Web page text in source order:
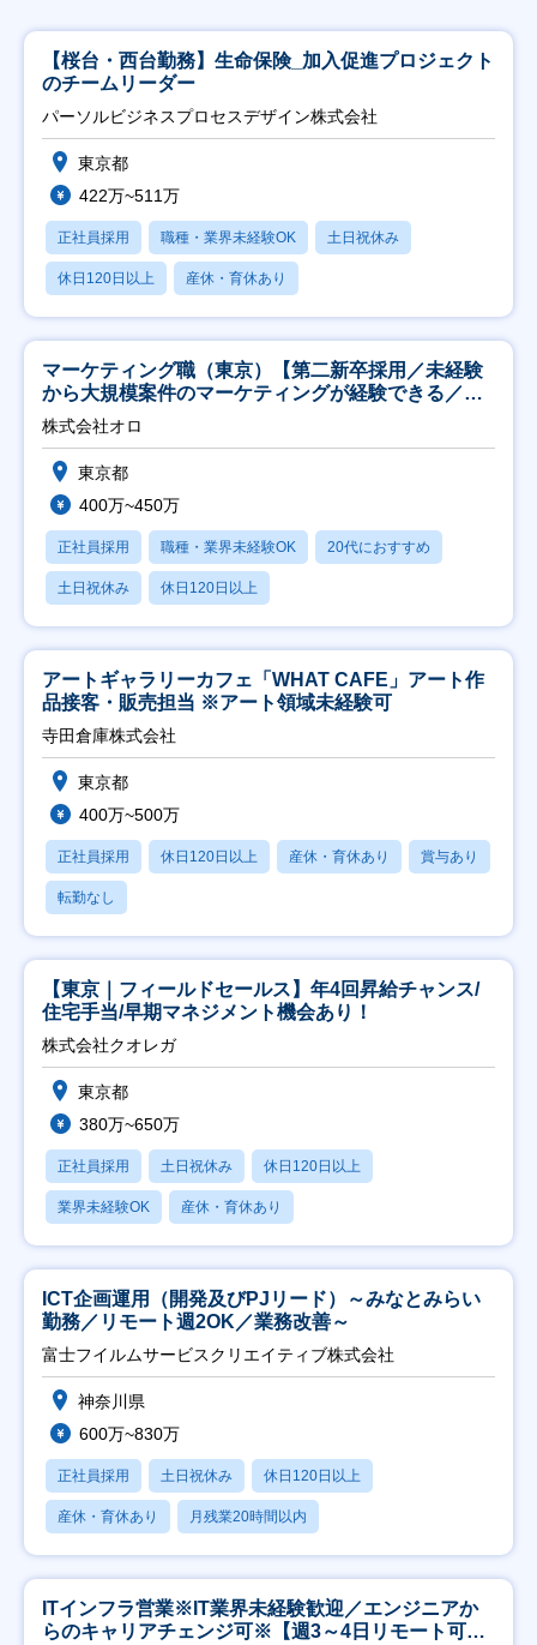
【桜台・西台勤務】生命保険_加入促進プロジェクト
のチームリーダー
パーソルビジネスプロセスデザイン株式会社
東京都
422万~511万
正社員採用 職種・業界未経験OK 土日祝休み
休日120日以上 産休・育休あり
マーケティング職（東京）【第二新卒採用／未経験
から大規模案件のマーケティングが経験できる／研
修充実】
株式会社オロ
東京都
400万~450万
正社員採用 職種・業界未経験OK 20代におすすめ
土日祝休み 休日120日以上
アートギャラリーカフェ「WHAT CAFE」アート作
品接客・販売担当 ※アート領域未経験可
寺田倉庫株式会社
東京都
400万~500万
正社員採用 休日120日以上 産休・育休あり 賞与あり
転勤なし
【東京｜フィールドセールス】年4回昇給チャンス/
住宅手当/早期マネジメント機会あり！
株式会社クオレガ
東京都
380万~650万
正社員採用 土日祝休み 休日120日以上
業界未経験OK 産休・育休あり
ICT企画運用（開発及びPJリード）～みなとみらい
勤務／リモート週2OK／業務改善～
富士フイルムサービスクリエイティブ株式会社
神奈川県
600万~830万
正社員採用 土日祝休み 休日120日以上
産休・育休あり 月残業20時間以内
ITインフラ営業※IT業界未経験歓迎／エンジニアか
らのキャリアチェンジ可※【週3～4日リモート可